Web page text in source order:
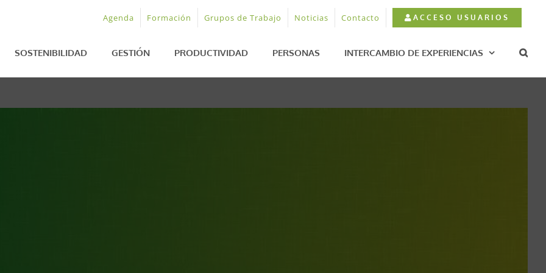
Agenda Formación Grupos de Trabajo Noticias Contacto ACCESO USUARIOS
SOSTENIBILIDAD GESTIÓN PRODUCTIVIDAD PERSONAS INTERCAMBIO DE EXPERIENCIAS